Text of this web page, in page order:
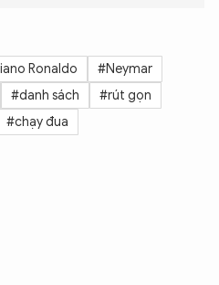
Ronaldo
#Neymar
#danh sách
#rút gọn
#chạy đua